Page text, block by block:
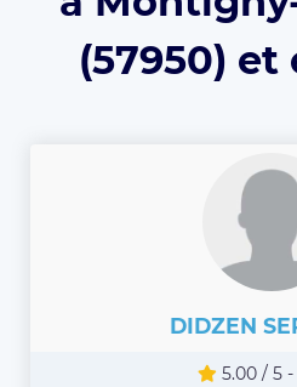
(57950) et
DIDZEN
5.00 / 5 -